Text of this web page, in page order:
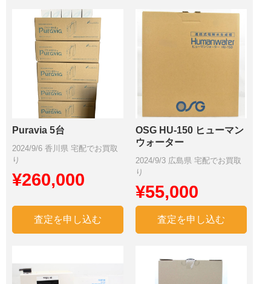
Puravia 5台
2024/9/6 香川県 宅配でお買取
り
¥260,000
査定を申し込む
OSG HU-150 ヒューマン
ウォーター
2024/9/3 広島県 宅配でお買取
り
¥55,000
査定を申し込む